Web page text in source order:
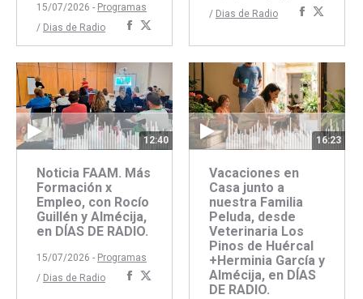
15/07/2026 - Programas
/ Dias de Radio
Compartir
con
Facebook
con
Twitter
/ Dias de Radio
Compartir
12:40
Noticia FAAM. Más
Formación x
Empleo, con Rocío
Guillén y Almécija,
en DÍAS DE RADIO.
15/07/2026 - Programas
/ Dias de Radio
Compartir
16:23
Vacaciones en
Casa junto a
nuestra Familia
Peluda, desde
Veterinaria Los
Pinos de Huércal
+Herminia García y
Almécija, en DÍAS
DE RADIO.